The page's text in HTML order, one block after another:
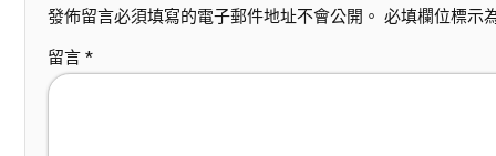
發佈留言必須填寫的電子郵件地址不會公開。 必填欄位標示
留言 *